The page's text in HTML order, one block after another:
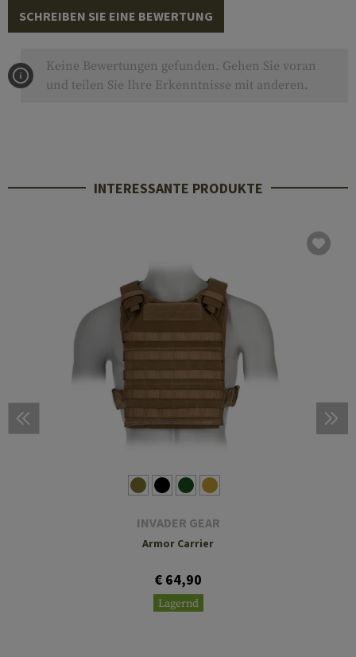
SCHREIBEN SIE EINE BEWERTUNG
Keine Bewertungen gefunden. Gehen Sie voran
und teilen Sie Ihre Erkenntnisse mit anderen.
INTERESSANTE PRODUKTE
INVADER GEAR
Armor Carrier
€ 64,90
Lagernd